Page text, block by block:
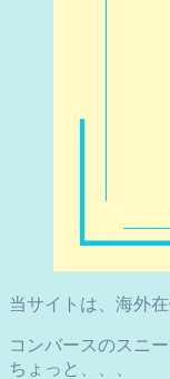
当サイトは、海外
コンバースのスニ
ちょっと、、、